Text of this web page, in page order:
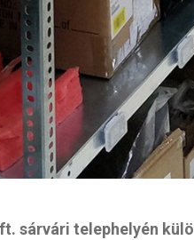
sárvári telephelyén